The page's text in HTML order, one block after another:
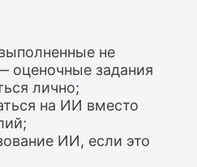
не
оценочные задания
лично;
на ИИ вместо
ИИ, если это